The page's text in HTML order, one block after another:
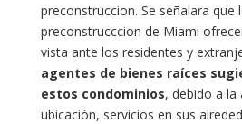
preconstruccion. Se señalara que
preconstrucccion de Miami
vista ante los residentes y
agentes de bienes raíces
estos condominios, debido a la
ubicación, servicios en sus